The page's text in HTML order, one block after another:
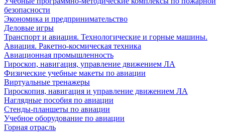
безопасности
Экономика и предпринимательство
Деловые игры
Транспорт и авиация. Технологические и горные машины.
Авиация. Ракетно-космическая техника
Авиационная промышленность
Гироскоп, навигация, управление движением ЛА
Физические учебные макеты по авиации
Виртуальные тренажеры
Гироскопия, навигация и управление движением ЛА
Наглядные пособия по авиации
Стенды-планшеты по авиации
Учебное оборудование по авиации
Горная отрасль